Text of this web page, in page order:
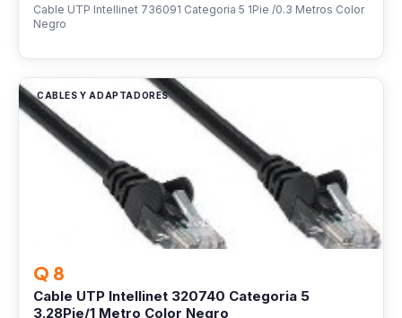
Cable UTP Intellinet 736091 Categoria 5 1Pie /0.3 Metros Color
Negro
CABLES Y ADAPTADORES
Q 8
Cable UTP Intellinet 320740 Categoria 5
3.28Pie/1 Metro Color Negro